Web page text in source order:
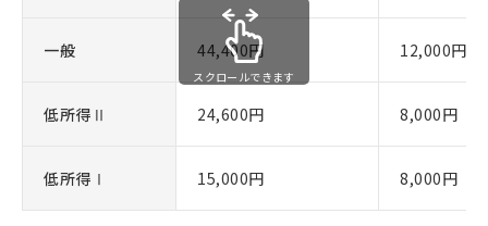
一般 44,400円 12,000円
低所得Ⅱ 24,600円 8,000円
低所得Ⅰ 15,000円 8,000円
スクロールできます